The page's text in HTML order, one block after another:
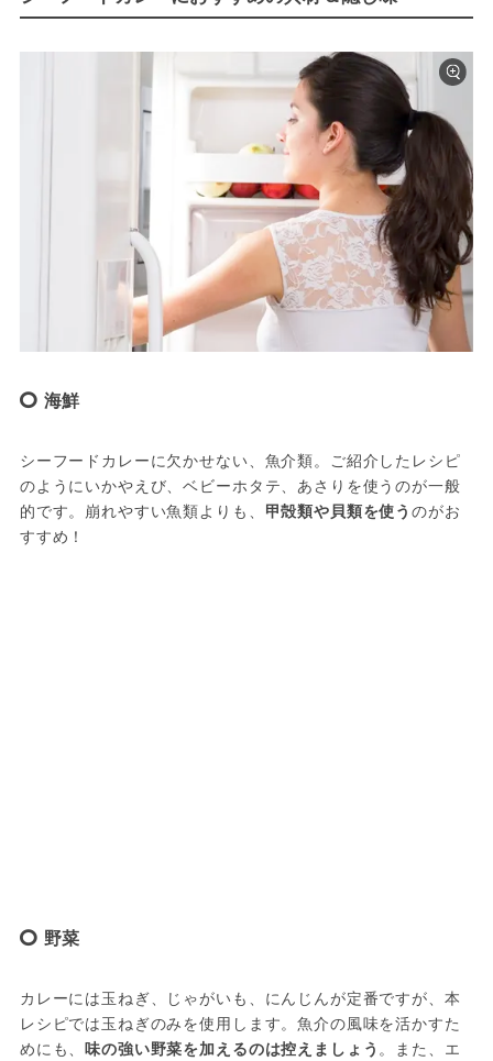
海鮮
シーフードカレーに欠かせない、魚介類。ご紹介したレシピ
のようにいかやえび、ベビーホタテ、あさりを使うのが一般
的です。崩れやすい魚類よりも、 甲殻類や貝類を使うのがお
すすめ！
野菜
カレーには玉ねぎ、じゃがいも、にんじんが定番ですが、本
レシピでは玉ねぎのみを使用します。魚介の風味を活かすた
めにも、味の強い野菜を加えるのは控えましょう 。また、エ